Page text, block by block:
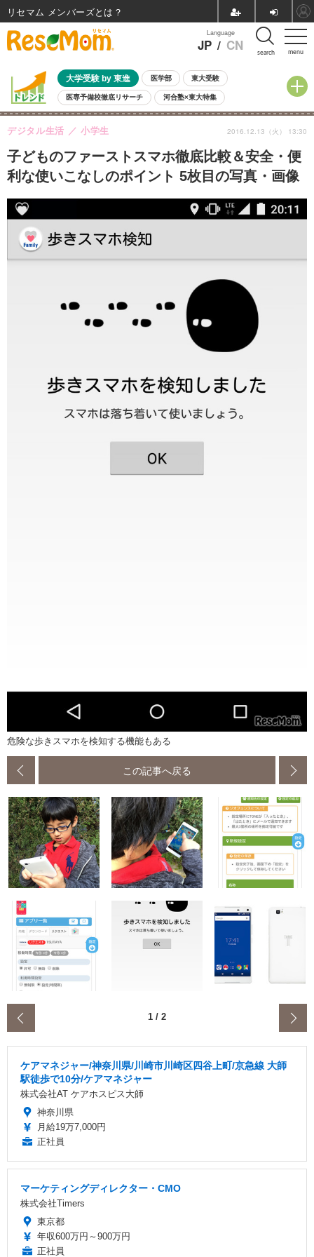
menu
Language
JP / CN search
大学受験 by 東進 医学部 東大受験
医専予備校徹底リサーチ 河合塾×東大特集
親子で考える大学選び 高校受験 中学受験 小学校受験
共通テスト 夏休み
8月開催イベント・WS 全国公立高校 過去問 人気記事
自由研究教材（小学生向け） 自由研究教材（中学生向け） ランキング
子どものファーストスマホ徹底比較＆安全・便
利な使いこなしのポイント 5枚目の写真・画像
デジタル生活 小学生 2016.12.13（火） 13:30
危険な歩きスマホを検知する機能もある
この記事へ戻る
1 / 2
ケアマネジャー/神奈川県/川崎市川崎区四谷上町/京急線 大師
駅徒歩で10分/ケアマネジャー
株式会社AT ケアホスピス大師
神奈川県
月給19万7,000円
正社員
マーケティングディレクター・CMO
株式会社Timers
東京都
年収600万円～900万円
正社員
リセマム メンバーズ